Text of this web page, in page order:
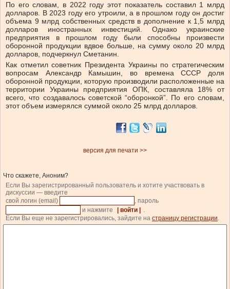
По его словам, в 2022 году этот показатель составил 1 млрд
долларов. В 2023 году его утроили, а в прошлом году он достиг
объема 9 млрд собственных средств в дополнение к 1,5 млрд
долларов иностранных инвестиций. Однако
украинские
предприятия в прошлом году были способны произвести
оборонной продукции вдвое больше, на сумму около 20 млрд
долларов, подчеркнул Сметанин.
Как отметилсоветник Президента Украины по стратегическим
вопросам Александр Камышин,
во времена СССР доля
оборонной продукции, которую производили расположенные на
территории Украины предприятия ОПК, составляла 18% от
всего, что создавалось советской “оборонкой”. По его словам,
этот объем измерялся суммой около 25 млрд долларов.
версия для печати >>
Что скажете, Аноним?
Если Вы зарегистрированный пользователь и хотите участвовать в
дискуссии — введите
свой логин (email)
, пароль
и нажмите
| войти |
.
Если Вы еще не зарегистрировались, зайдите на страницу регистрации.